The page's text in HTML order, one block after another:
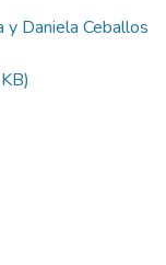
y Daniela Ceballos